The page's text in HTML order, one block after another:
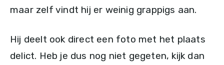
maar zelf vindt hij er weinig grappigs aan.
Hij deelt ook direct een foto met het plaats
delict. Heb je dus nog niet gegeten, kijk dan